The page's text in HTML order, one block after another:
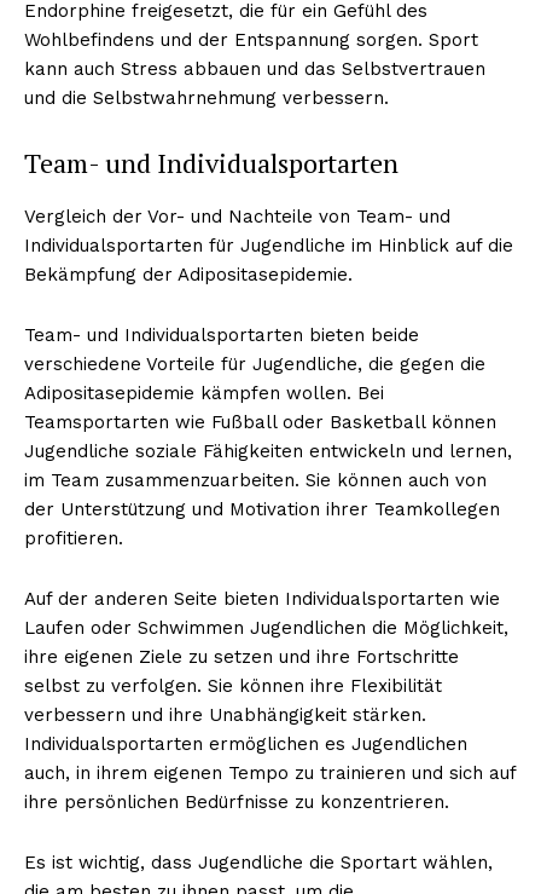
Endorphine freigesetzt, die für ein Gefühl des
Wohlbefindens und der Entspannung sorgen. Sport
kann auch Stress abbauen und das Selbstvertrauen
und die Selbstwahrnehmung verbessern.
Team- und Individualsportarten
Vergleich der Vor- und Nachteile von Team- und
Individualsportarten für Jugendliche im Hinblick auf die
Bekämpfung der Adipositasepidemie.
Team- und Individualsportarten bieten beide
verschiedene Vorteile für Jugendliche, die gegen die
Adipositasepidemie kämpfen wollen. Bei
Teamsportarten wie Fußball oder Basketball können
Jugendliche soziale Fähigkeiten entwickeln und lernen,
im Team zusammenzuarbeiten. Sie können auch von
der Unterstützung und Motivation ihrer Teamkollegen
profitieren.
Auf der anderen Seite bieten Individualsportarten wie
Laufen oder Schwimmen Jugendlichen die Möglichkeit,
ihre eigenen Ziele zu setzen und ihre Fortschritte
selbst zu verfolgen. Sie können ihre Flexibilität
verbessern und ihre Unabhängigkeit stärken.
Individualsportarten ermöglichen es Jugendlichen
auch, in ihrem eigenen Tempo zu trainieren und sich auf
ihre persönlichen Bedürfnisse zu konzentrieren.
Es ist wichtig, dass Jugendliche die Sportart wählen,